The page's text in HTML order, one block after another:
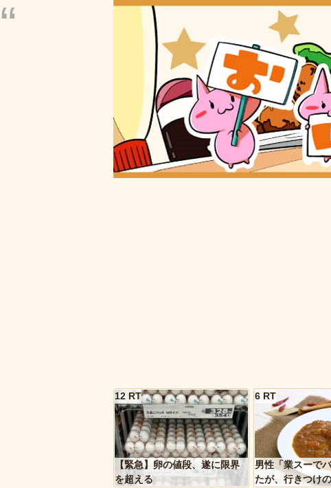
12 RT
【緊急】卵の値段、遂に限界
を超える
6 RT
男性「業スーで
たが、行きつけ